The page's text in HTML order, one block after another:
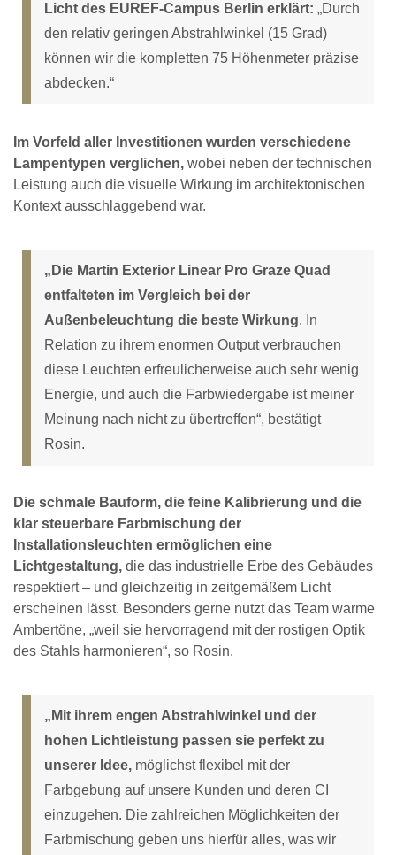
Licht des EUREF-Campus Berlin erklärt: „Durch
den relativ geringen Abstrahlwinkel (15 Grad)
können wir die kompletten 75 Höhenmeter präzise
abdecken.“
Im Vorfeld aller Investitionen wurden verschiedene
Lampentypen verglichen, wobei neben der technischen
Leistung auch die visuelle Wirkung im architektonischen
Kontext ausschlaggebend war.
„Die Martin Exterior Linear Pro Graze Quad
entfalteten im Vergleich bei der
Außenbeleuchtung die beste Wirkung. In
Relation zu ihrem enormen Output verbrauchen
diese Leuchten erfreulicherweise auch sehr wenig
Energie, und auch die Farbwiedergabe ist meiner
Meinung nach nicht zu übertreffen“, bestätigt
Rosin.
Die schmale Bauform, die feine Kalibrierung und die
klar steuerbare Farbmischung der
Installationsleuchten ermöglichen eine
Lichtgestaltung, die das industrielle Erbe des Gebäudes
respektiert – und gleichzeitig in zeitgemäßem Licht
erscheinen lässt. Besonders gerne nutzt das Team warme
Ambertöne, „weil sie hervorragend mit der rostigen Optik
des Stahls harmonieren“, so Rosin.
„Mit ihrem engen Abstrahlwinkel und der
hohen Lichtleistung passen sie perfekt zu
unserer Idee, möglichst flexibel mit der
Farbgebung auf unsere Kunden und deren CI
einzugehen. Die zahlreichen Möglichkeiten der
Farbmischung geben uns hierfür alles, was wir